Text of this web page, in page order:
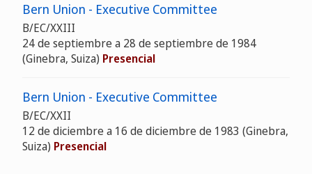
Bern Union - Executive Committee
B/EC/XXIII
24 de septiembre a 28 de septiembre de 1984
(Ginebra, Suiza) Presencial
Bern Union - Executive Committee
B/EC/XXII
12 de diciembre a 16 de diciembre de 1983 (Ginebra,
Suiza) Presencial